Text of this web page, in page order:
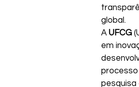
global.
A UFCG
em
processo
pesquisa